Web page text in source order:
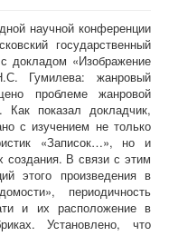
научной конференции
государственный
докладом «Изображение
Гумилева: жанровый
проблеме жанровой
Как показал докладчик,
с изучением не только
«Записок…», но и
создания. В связи с этим
этого произведения в
периодичность
и их расположение в
Установлено, что